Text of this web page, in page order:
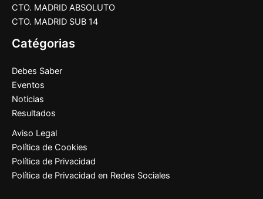
CTO. MADRID ABSOLUTO
CTO. MADRID SUB 14
Catégorias
Debes Saber
Eventos
Noticias
Resultados
Aviso Legal
Política de Cookies
Política de Privacidad
Política de Privacidad en Redes Sociales